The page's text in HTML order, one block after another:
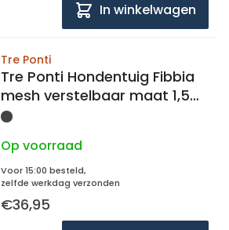
In winkelwagen
Tre Ponti
Tre Ponti Hondentuig Fibbia
mesh verstelbaar maat 1,5
30-40 cm
Op voorraad
Voor 15:00 besteld,
zelfde werkdag verzonden
€36,95